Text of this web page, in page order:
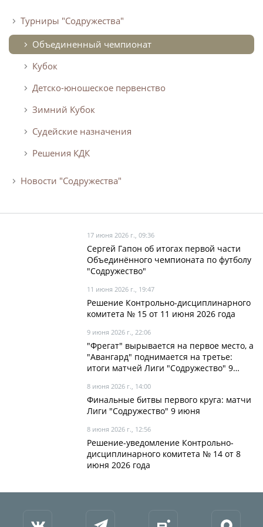
Архив турниров
Регламентирующие документы
Турниры "Содружества"
Объединенный чемпионат
Кубок
Детско-юношеское первенство
Зимний Кубок
Судейские назначения
Решения КДК
Новости "Содружества"
17 июня 2026 г., 09:36
Сергей Гапон об итогах первой части
Объединённого чемпионата по футболу
"Содружество"
11 июня 2026 г., 19:47
Решение Контрольно-дисциплинарного
комитета № 15 от 11 июня 2026 года
9 июня 2026 г., 22:06
"Фрегат" вырывается на первое место, а
"Авангард" поднимается на третье:
итоги матчей Лиги "Содружество" 9
8 июня 2026 г., 14:00
Финальные битвы первого круга: матчи
Лиги "Содружество" 9 июня
8 июня 2026 г., 12:56
Решение-уведомление Контрольно-
дисциплинарного комитета № 14 от 8
июня 2026 года